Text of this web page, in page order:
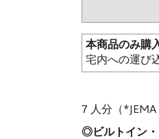
本商品のみ購
宅内への運び
7 人分（
◎ビルトイン・